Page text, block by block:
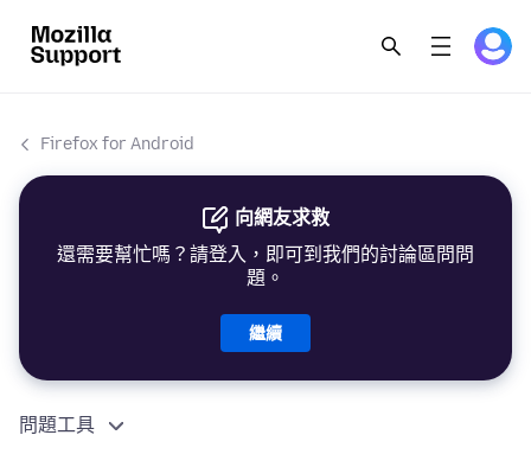
Firefox for Android
向網友求救
還需要幫忙嗎？請登入，即可到我們的討論區問問
題。
繼續
問題工具